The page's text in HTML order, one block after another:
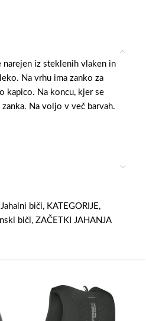
narejen iz steklenih vlaken in
Na vrhu ima zanko za
kapico. Na koncu, kjer se
Na voljo v več barvah.
Jahalni biči, KATEGORIJE,
biči, ZAČETKI JAHANJA